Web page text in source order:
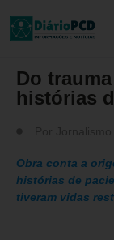
Do
histórias
Obra conta a
histórias de
tiveram vidas